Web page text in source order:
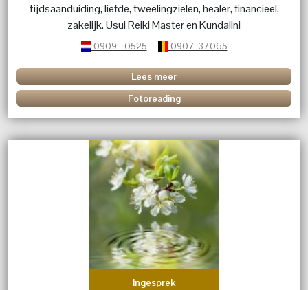
tijdsaanduiding, liefde, tweelingzielen, healer, financieel,
zakelijk. Usui Reiki Master en Kundalini
0909 - 0525 0907-37065
Lees meer
Fotoreading
Ingesprek